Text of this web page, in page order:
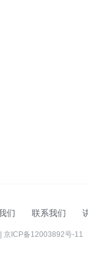
们 联系我们
京ICP备12003892号-11